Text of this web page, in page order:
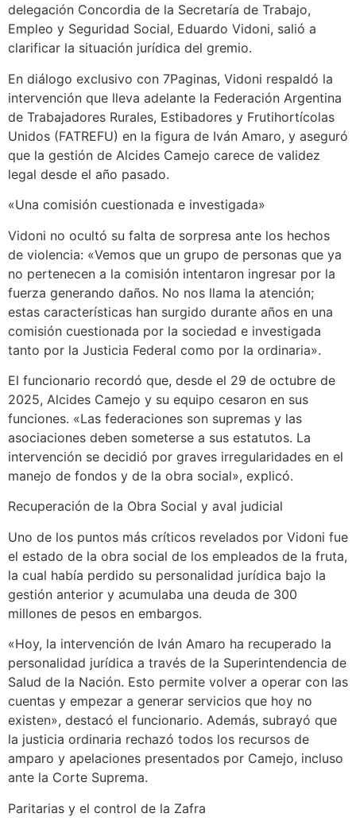
delegación Concordia de la Secretaría de Trabajo,
Empleo y Seguridad Social, Eduardo Vidoni, salió a
clarificar la situación jurídica del gremio.
En diálogo exclusivo con 7Paginas, Vidoni respaldó la
intervención que lleva adelante la Federación Argentina
de Trabajadores Rurales, Estibadores y Frutihortícolas
Unidos (FATREFU) en la figura de Iván Amaro, y aseguró
que la gestión de Alcides Camejo carece de validez
legal desde el año pasado.
«Una comisión cuestionada e investigada»
Vidoni no ocultó su falta de sorpresa ante los hechos
de violencia: «Vemos que un grupo de personas que ya
no pertenecen a la comisión intentaron ingresar por la
fuerza generando daños. No nos llama la atención;
estas características han surgido durante años en una
comisión cuestionada por la sociedad e investigada
tanto por la Justicia Federal como por la ordinaria».
El funcionario recordó que, desde el 29 de octubre de
2025, Alcides Camejo y su equipo cesaron en sus
funciones. «Las federaciones son supremas y las
asociaciones deben someterse a sus estatutos. La
intervención se decidió por graves irregularidades en el
manejo de fondos y de la obra social», explicó.
Recuperación de la Obra Social y aval judicial
Uno de los puntos más críticos revelados por Vidoni fue
el estado de la obra social de los empleados de la fruta,
la cual había perdido su personalidad jurídica bajo la
gestión anterior y acumulaba una deuda de 300
millones de pesos en embargos.
«Hoy, la intervención de Iván Amaro ha recuperado la
personalidad jurídica a través de la Superintendencia de
Salud de la Nación. Esto permite volver a operar con las
cuentas y empezar a generar servicios que hoy no
existen», destacó el funcionario. Además, subrayó que
la justicia ordinaria rechazó todos los recursos de
amparo y apelaciones presentados por Camejo, incluso
ante la Corte Suprema.
Paritarias y el control de la Zafra